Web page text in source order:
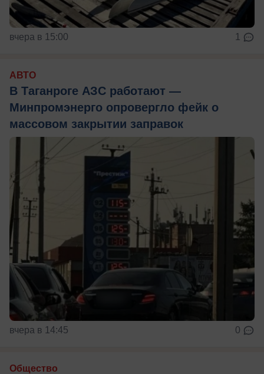
вчера в 15:00 1
АВТО
В Таганроге АЗС работают —
Минпромэнерго опровергло фейк о
массовом закрытии заправок
вчера в 14:45 0
Общество